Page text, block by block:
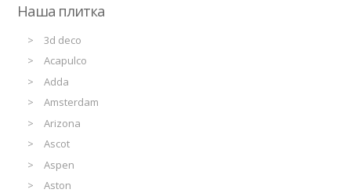
Наша плитка
3d deco
Acapulco
Adda
Amsterdam
Arizona
Ascot
Aspen
Aston